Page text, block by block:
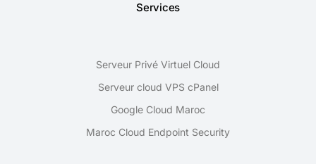
Services
Serveur Privé Virtuel Cloud
Serveur cloud VPS cPanel
Google Cloud Maroc
Maroc Cloud Endpoint Security